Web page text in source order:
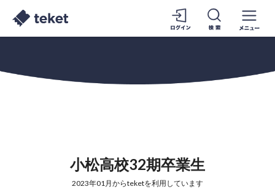
小松高校32期卒業生
2023年01月からteketを利用しています